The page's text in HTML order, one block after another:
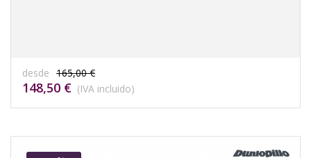
desde 165,00 €
148,50 € (IVA incluido)